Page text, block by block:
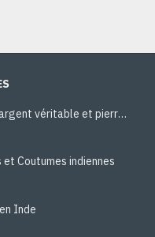
Nos bijoux en argent véritable et pierres naturelles
et Coutumes indiennes
Inde